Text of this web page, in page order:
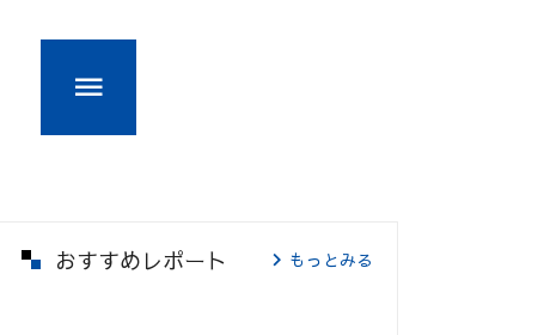
おすすめレポート もっとみる